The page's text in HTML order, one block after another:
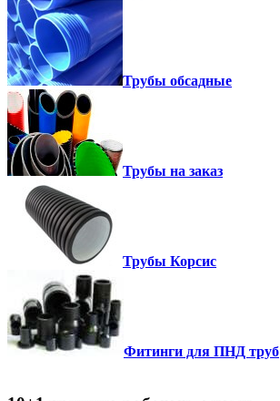
Трубы обсадные
Трубы на заказ
Трубы Корсис
Фитинги для ПНД труб